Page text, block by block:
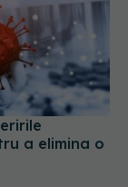
a elimina o